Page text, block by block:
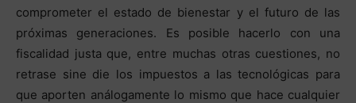
comprometer el estado de bienestar y el futuro de las
próximas generaciones. Es posible hacerlo con una
fiscalidad justa que, entre muchas otras cuestiones, no
retrase sine die los impuestos a las tecnológicas para
que aporten análogamente lo mismo que hace cualquier